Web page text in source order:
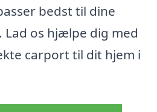
bedst til dine
os hjælpe dig med
carport til dit hjem i